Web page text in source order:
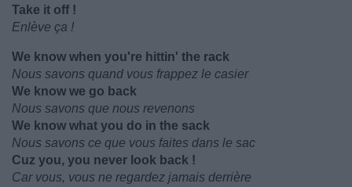
Take it off !
Enlève ça !
We know when you're hittin' the rack
Nous savons quand vous frappez le casier
We know we go back
Nous savons que nous revenons
We know what you do in the sack
Nous savons ce que vous faites dans le sac
Cuz you, you never look back !
Car vous, vous ne regardez jamais derrière